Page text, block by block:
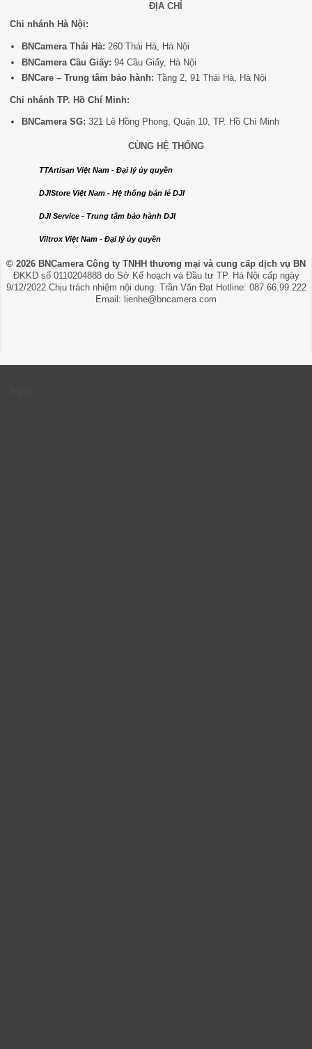
ĐỊA CHỈ
Chi nhánh Hà Nội:
BNCamera Thái Hà: 260 Thái Hà, Hà Nội
BNCamera Cầu Giấy: 94 Cầu Giấy, Hà Nội
BNCare – Trung tâm bảo hành: Tầng 2, 91 Thái Hà, Hà Nội
Chi nhánh TP. Hồ Chí Minh:
BNCamera SG: 321 Lê Hồng Phong, Quận 10, TP. Hồ Chí Minh
CÙNG HỆ THỐNG
TTArtisan Việt Nam - Đại lý ủy quyền
DJIStore Việt Nam - Hệ thống bán lẻ DJI
DJI Service - Trung tâm bảo hành DJI
Viltrox Việt Nam - Đại lý ủy quyền
© 2026 BNCamera Công ty TNHH thương mại và cung cấp dịch vụ BN
ĐKKD số 0110204888 do Sở Kế hoạch và Đầu tư TP. Hà Nội cấp ngày
9/12/2022 Chịu trách nhiệm nội dung: Trần Văn Đạt Hotline: 087.66.99.222
Email: lienhe@bncamera.com